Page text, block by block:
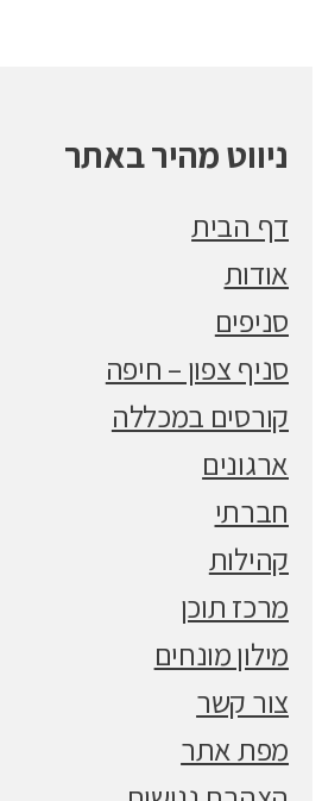
ניווט מהיר באתר
דף הבית
אודות
סניפים
סניף צפון – חיפה
קורסים במכללה
ארגונים
חברתי
קהילות
מרכז תוכן
מילון מונחים
צור קשר
מפת אתר